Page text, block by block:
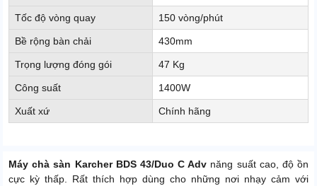
Tốc độ vòng quay 150 vòng/phút
Bề rộng bàn chải 430mm
Trọng lượng đóng gói 47 Kg
Công suất 1400W
Xuất xứ Chính hãng
Máy chà sàn Karcher BDS 43/Duo C Adv năng suất cao, độ ồn
cực kỳ thấp. Rất thích hợp dùng cho những nơi nhạy cảm với